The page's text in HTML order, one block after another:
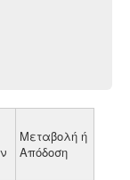
Μεταβολή ή
Απόδοση